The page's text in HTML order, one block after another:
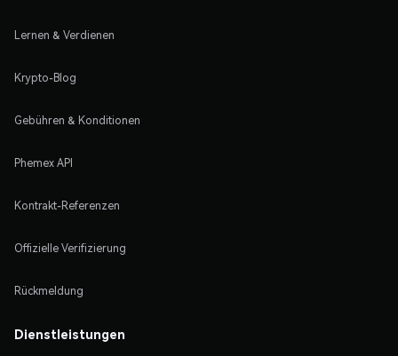
Lernen & Verdienen
Krypto-Blog
Gebühren & Konditionen
Phemex API
Kontrakt-Referenzen
Offizielle Verifizierung
Rückmeldung
Dienstleistungen